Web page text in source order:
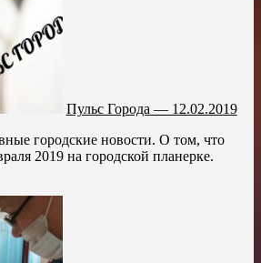
Пульс Города — 12.02.2019
городские новости. О том, что
2019 на городской планерке.